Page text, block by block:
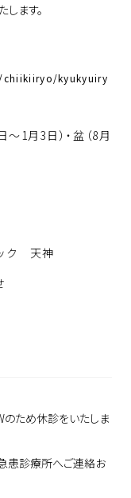
ます。
kyukyuiry
1月3日）・盆（8月
ク 天神
のため休診をいたしま
患診療所へご連絡お